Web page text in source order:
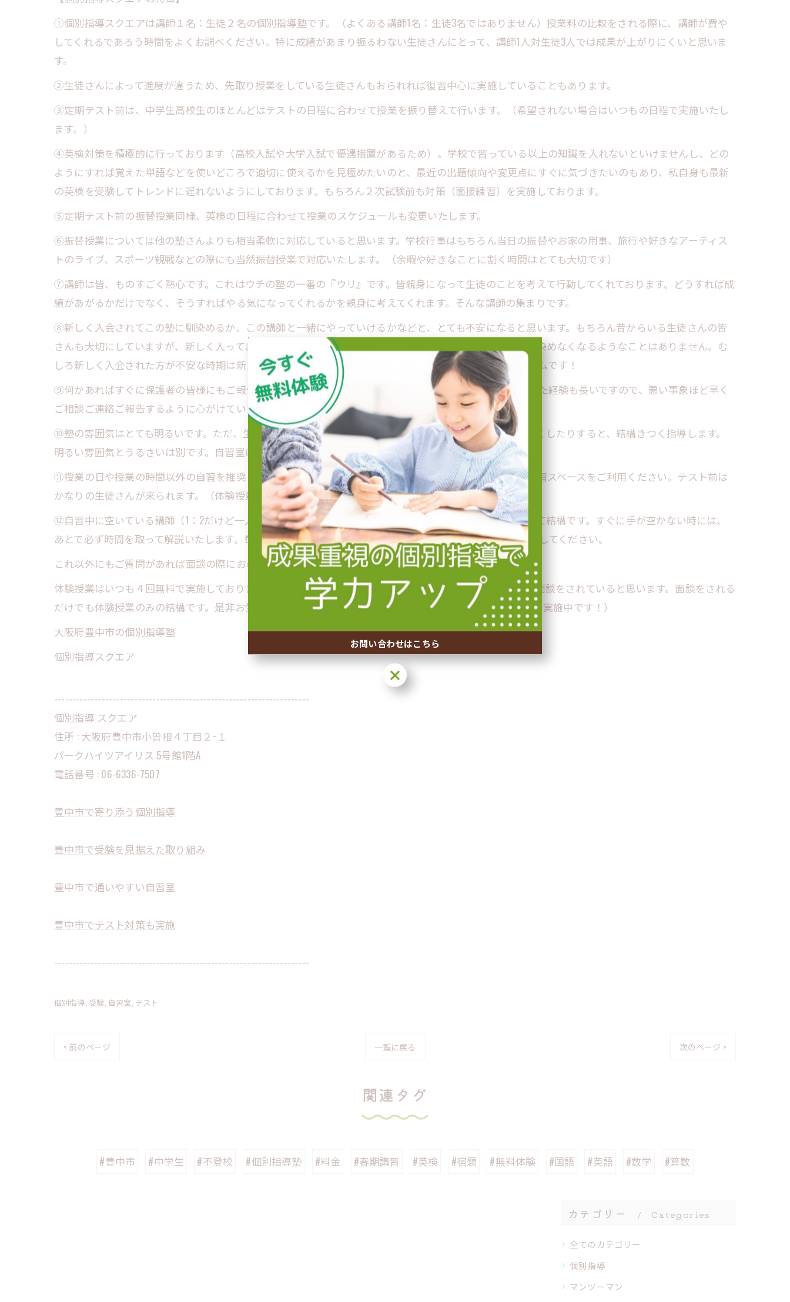
①個別指導スクエアは講師１名：生徒２名の個別指導塾です。（よくある講師1名：生徒3名ではありません）授業料の比較をされる際に、講師が費や
してくれるであろう時間をよくお調べください。特に成績があまり振るわない生徒さんにとって、講師1人対生徒3人では成果が上がりにくいと思いま
す。
②生徒さんによって進度が違うため、先取り授業をしている生徒さんもおられれば復習中心に実施していることもあります。
③定期テスト前は、中学生高校生のほとんどはテストの日程に合わせて授業を振り替えて行います。（希望されない場合はいつもの日程で実施いたし
ます。）
④英検対策を積極的に行っております（高校入試や大学入試で優遇措置があるため）。学校で習っている以上の知識を入れないといけませんし、どの
ようにすれば覚えた単語などを使いどころで適切に使えるかを見極めたいのと、最近の出題傾向や変更点にすぐに気づきたいのもあり、私自身も最新
の英検を受験してトレンドに遅れないようにしております。もちろん２次試験前も対策（面接練習）を実施しております。
⑤定期テスト前の振替授業同様、英検の日程に合わせて授業のスケジュールも変更いたします。
⑥振替授業については他の塾さんよりも相当柔軟に対応していると思います。学校行事はもちろん当日の振替やお家の用事、旅行や好きなアーティス
トのライブ、スポーツ観戦などの際にも当然振替授業で対応いたします。（余暇や好きなことに割く時間はとても大切です）
⑦講師は皆、ものすごく熱心です。これはウチの塾の一番の『ウリ』です。皆親身になって生徒のことを考えて行動してくれております。どうすれば成
績があがるかだけでなく、そうすればやる気になってくれるかを親身に考えてくれます。そんな講師の集まりです。
⑧新しく入会されてこの塾に馴染めるか、この講師と一緒にやっていけるかなどと、とても不安になると思います。もちろん昔からいる生徒さんの皆
さんも大切にしていますが、新しく入ってきた生徒さんが不安な時に在校生ばかりと話をするなどして、馴染めなくなるようなことはありません。む
しろ新しく入会された方が不安な時期は新しく来られた生徒さんとの時間を大切にします。皆さんウェルカムです！
⑨何かあればすぐに保護者の皆様にもご報告ご連絡ご相談をいたします。私は塾業界以外の一般企業で務めた経験も長いですので、悪い事象ほど早く
ご相談ご連絡ご報告するように心がけています。
⑩塾の雰囲気はとても明るいです。ただ、生活面などで他の生徒さんに迷惑がかかることや自習室でうるさくしたりすると、結構きつく指導します。
明るい雰囲気とうるさいは別です。自習室は授業の声は聞こえますが比較的静かで集中できる環境です。
⑪授業の日や授業の時間以外の自習を推奨しております。家で勉強の習慣がない生徒さんは是非積極的に自習スペースをご利用ください。テスト前は
かなりの生徒さんが来られます。（体験授業中もご利用いただけます）
⑫自習中に空いている講師（1：2だけど一人空いている講師など）にわからないところを質問していただいて結構です。すぐに手が空かない時には、
あとで必ず時間を取って解説いたします。毎日、21:00～22:00は質問の為に取っている時間です。上手く活用してください。
これ以外にもご質問があれば面談の際にお尋ねください。
体験授業はいつも４回無料で実施しております。入会はいつも受け付けております。複数の塾の体験授業や面談をされていると思います。面談をされる
だけでも体験授業のみの結構です。是非お気軽にご相談ください！（4月30日までは入会金無料キャンペーン実施中です！）
大阪府豊中市の個別指導塾
個別指導スクエア
----------------------------------------------------------------------
個別指導 スクエア
住所 : 大阪府豊中市小曽根４丁目２−１
パークハイツアイリス 5号館1階A
電話番号 : 06-6336-7507
豊中市で寄り添う個別指導
豊中市で受験を見据えた取り組み
豊中市で通いやすい自習室
豊中市でテスト対策も実施
----------------------------------------------------------------------
個別指導 受験 自習室 テスト
< 前のページ 一覧に戻る 次のページ >
関連タグ
#豊中市 #中学生 #不登校 #個別指導塾 #料金 #春期講習 #英検 #宿題 #無料体験 #国語 #英語 #数学 #算数
カテゴリー Categories
全てのカテゴリー
個別指導
マンツーマン
お問い合わせはこちら
お問い合わせはこちら